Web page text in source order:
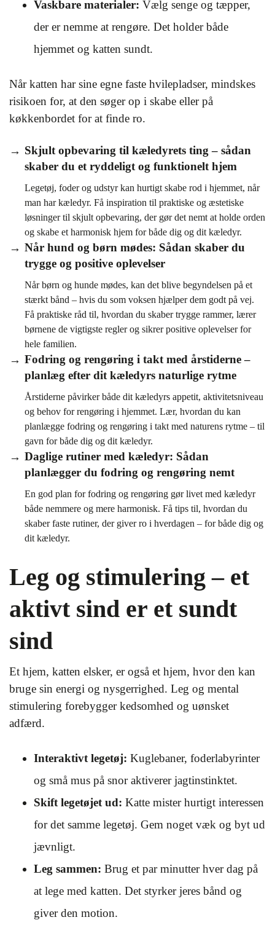
Vaskbare materialer: Vælg senge og tæpper,
der er nemme at rengøre. Det holder både
hjemmet og katten sundt.
Når katten har sine egne faste hvilepladser, mindskes
risikoen for, at den søger op i skabe eller på
køkkenbordet for at finde ro.
Skjult opbevaring til kæledyrets ting – sådan
skaber du et ryddeligt og funktionelt hjem
Legetøj, foder og udstyr kan hurtigt skabe rod i hjemmet, når
man har kæledyr. Få inspiration til praktiske og æstetiske
løsninger til skjult opbevaring, der gør det nemt at holde orden
og skabe et harmonisk hjem for både dig og dit kæledyr.
Når hund og børn mødes: Sådan skaber du
trygge og positive oplevelser
Når børn og hunde mødes, kan det blive begyndelsen på et
stærkt bånd – hvis du som voksen hjælper dem godt på vej.
Få praktiske råd til, hvordan du skaber trygge rammer, lærer
børnene de vigtigste regler og sikrer positive oplevelser for
hele familien.
Fodring og rengøring i takt med årstiderne –
planlæg efter dit kæledyrs naturlige rytme
Årstiderne påvirker både dit kæledyrs appetit, aktivitetsniveau
og behov for rengøring i hjemmet. Lær, hvordan du kan
planlægge fodring og rengøring i takt med naturens rytme – til
gavn for både dig og dit kæledyr.
Daglige rutiner med kæledyr: Sådan
planlægger du fodring og rengøring nemt
En god plan for fodring og rengøring gør livet med kæledyr
både nemmere og mere harmonisk. Få tips til, hvordan du
skaber faste rutiner, der giver ro i hverdagen – for både dig og
dit kæledyr.
Leg og stimulering – et
aktivt sind er et sundt
sind
Et hjem, katten elsker, er også et hjem, hvor den kan
bruge sin energi og nysgerrighed. Leg og mental
stimulering forebygger kedsomhed og uønsket
adfærd.
Interaktivt legetøj: Kuglebaner, foderlabyrinter
og små mus på snor aktiverer jagtinstinktet.
Skift legetøjet ud: Katte mister hurtigt interessen
for det samme legetøj. Gem noget væk og byt ud
jævnligt.
Leg sammen: Brug et par minutter hver dag på
at lege med katten. Det styrker jeres bånd og
giver den motion.